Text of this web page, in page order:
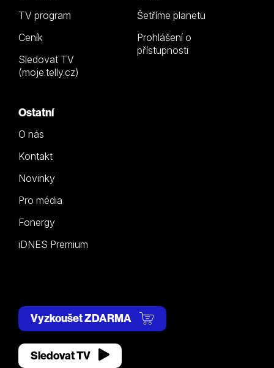
TV program
Ceník
Sledovat TV
(moje.telly.cz)
Šetříme planetu
Prohlášení o
přístupnosti
Ostatní
O nás
Kontakt
Novinky
Pro média
Fonergy
iDNES Premium
Vyzkoušet ZDARMA
Sledovat TV